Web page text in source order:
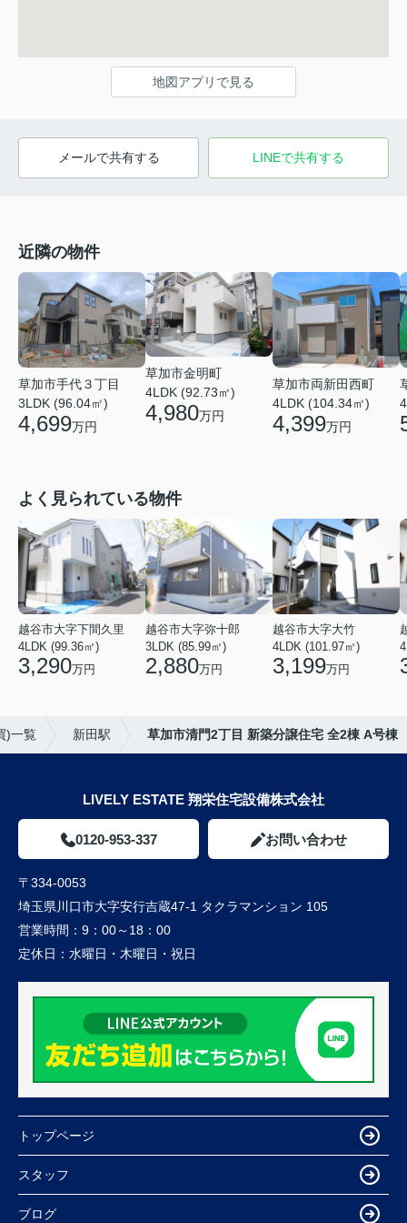
地図アプリで見る
メールで共有する LINEで共有する
近隣の物件
草加市手代３丁目
3LDK (96.04㎡)
4,699万円
草加市金明町
4LDK (92.73㎡)
4,980万円
草加市両新田西町
4LDK (104.34㎡)
4,399万円
よく見られている物件
越谷市大字下間久里
4LDK (99.36㎡)
3,290万円
越谷市大字弥十郎
3LDK (85.99㎡)
2,880万円
越谷市大字大竹
4LDK (101.97㎡)
3,199万円
)一覧 新田駅 草加市清門2丁目 新築分譲住宅 全2棟 A号棟
LIVELY ESTATE 翔栄住宅設備株式会社
0120-953-337 お問い合わせ
〒334-0053
埼玉県川口市大字安行吉蔵47-1 タクラマンション 105
営業時間： 9：00～18：00
定休日： 水曜日・木曜日・祝日
トップページ
スタッフ
ブログ